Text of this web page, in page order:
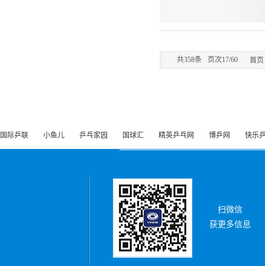
共358条 页次17/60 首页
国际乒联 小鱼儿 乒乓家园 国球汇 精英乒乓网 博乒网 快乐
扫微信
获更多信息